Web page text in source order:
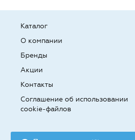
Каталог
О компании
Бренды
Акции
Контакты
Соглашение об использовании
cookie-файлов